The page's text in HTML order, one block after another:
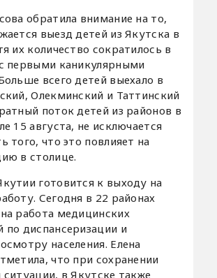
обратила внимание на то,
выезд детей из Якутска в
их количество сократилось в
первыми каникулярными
всего детей выехало в
Олекминский и Таттинский
поток детей из районов в
15 августа, не исключается
того, что это повлияет на
в столице.
готовится к выходу на
Сегодня в 22 районах
работа медицинских
по диспансеризации и
населения. Елена
что при сохранении
ситуации, в Якутске также